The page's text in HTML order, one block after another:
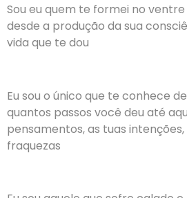
Sou eu quem te formei no
desde a produção da sua
vida que te dou
Eu sou o único que te conhece
quantos passos você deu até
pensamentos, as tuas
fraquezas